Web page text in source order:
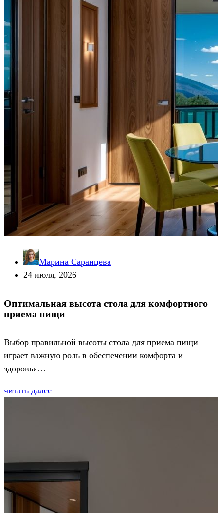
Марина Саранцева
24 июля, 2026
Оптимальная высота стола для комфортного
приема пищи
Выбор правильной высоты стола для приема пищи
играет важную роль в обеспечении комфорта и
здоровья…
читать далее